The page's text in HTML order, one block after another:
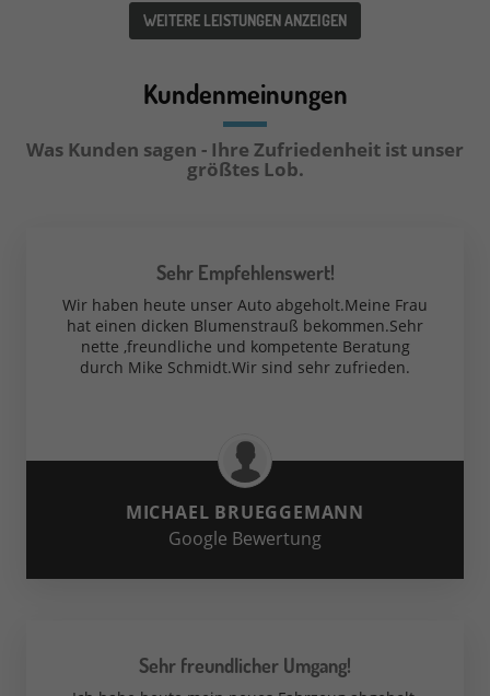
WEITERE LEISTUNGEN ANZEIGEN
Kundenmeinungen
Was Kunden sagen - Ihre Zufriedenheit ist unser
größtes Lob.
Sehr Empfehlenswert!
Wir haben heute unser Auto abgeholt.Meine Frau
hat einen dicken Blumenstrauß bekommen.Sehr
nette ,freundliche und kompetente Beratung
durch Mike Schmidt.Wir sind sehr zufrieden.
MICHAEL BRUEGGEMANN
Google Bewertung
Sehr freundlicher Umgang!